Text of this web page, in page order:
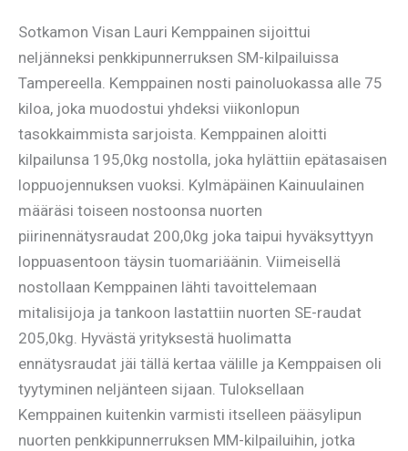
Sotkamon Visan Lauri Kemppainen sijoittui
neljänneksi penkkipunnerruksen SM-kilpailuissa
Tampereella. Kemppainen nosti painoluokassa alle 75
kiloa, joka muodostui yhdeksi viikonlopun
tasokkaimmista sarjoista. Kemppainen aloitti
kilpailunsa 195,0kg nostolla, joka hylättiin epätasaisen
loppuojennuksen vuoksi. Kylmäpäinen Kainuulainen
määräsi toiseen nostoonsa nuorten
piirinennätysraudat 200,0kg joka taipui hyväksyttyyn
loppuasentoon täysin tuomariäänin. Viimeisellä
nostollaan Kemppainen lähti tavoittelemaan
mitalisijoja ja tankoon lastattiin nuorten SE-raudat
205,0kg. Hyvästä yrityksestä huolimatta
ennätysraudat jäi tällä kertaa välille ja Kemppaisen oli
tyytyminen neljänteen sijaan. Tuloksellaan
Kemppainen kuitenkin varmisti itselleen pääsylipun
nuorten penkkipunnerruksen MM-kilpailuihin, jotka